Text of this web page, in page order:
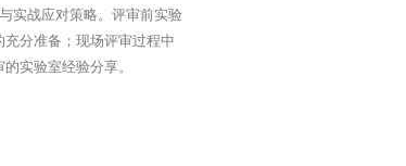
实战应对策略。评审前实验
分准备；现场评审过程中
实验室经验分享。